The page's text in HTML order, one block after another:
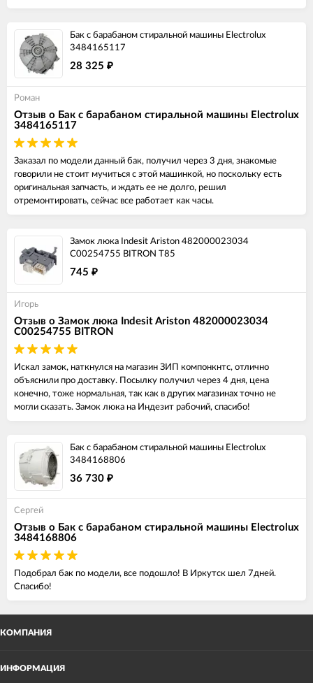
Бак с барабаном стиральной машины Electrolux
3484165117
28 325 ₽
Роман
Отзыв о Бак с барабаном стиральной машины Electrolux
3484165117
Заказал по модели данный бак, получил через 3 дня, знакомые
говорили не стоит мучиться с этой машинкой, но поскольку есть
оригинальная запчасть, и ждать ее не долго, решил
отремонтировать, сейчас все работает как часы.
Замок люка Indesit Ariston 482000023034
C00254755 BITRON T85
745 ₽
Игорь
Отзыв о Замок люка Indesit Ariston 482000023034
C00254755 BITRON
Искал замок, наткнулся на магазин ЗИП компонкнтс, отлично
объяснили про доставку. Посылку получил через 4 дня, цена
конечно, тоже нормальная, так как в других магазинах точно не
могли сказать. Замок люка на Индезит рабочий, спасибо!
Бак с барабаном стиральной машины Electrolux
3484168806
36 730 ₽
Сергей
Отзыв о Бак с барабаном стиральной машины Electrolux
3484168806
Подобрал бак по модели, все подошло! В Иркутск шел 7дней.
Спасибо!
КОМПАНИЯ
ИНФОРМАЦИЯ